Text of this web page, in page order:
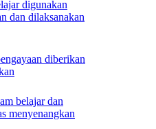
digunakan
dan dilaksanakan
diberikan
belajar dan
menyenangkan